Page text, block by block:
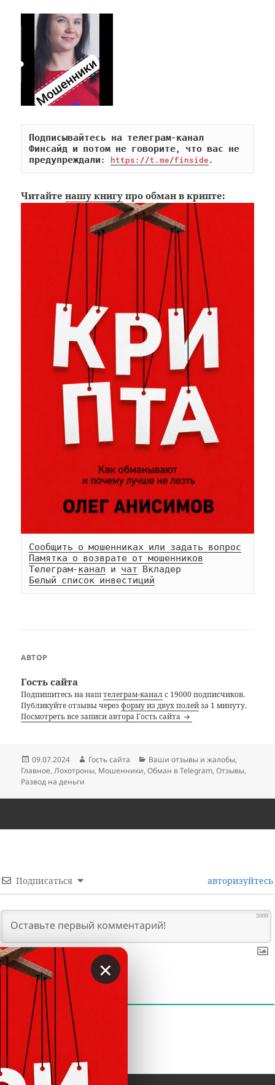
Подписывайтесь на телеграм-канал
Финсайд и потом не говорите, что вас не
предупреждали: https://t.me/finside.
Читайтенашу книгу про обман в крипте:
Сообщить о мошенниках или задать вопрос
Памятка о возврате от мошенников
Телеграм-канал и чат
Белый список инвестиций
АВТОР
Гость сайта
Подпишитесь на наштелеграм-каналс 19000 подписчиков.
Публикуйте отзывы черезформу из двух полейза 1 минуту.
Посмотреть все записи автора Гость сайта
Опубликовано
09.07.2024 Автор
Гость сайта Рубрики
Ваши отзывы и жалобы,
Главное,Лохотроны, Мошенники,Обман в Telegram,Отзывы,
Развод на деньги
Подписаться авторизуйтесь
5000
КОММЕНТАРИИ
×